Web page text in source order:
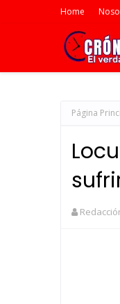
Home
Página